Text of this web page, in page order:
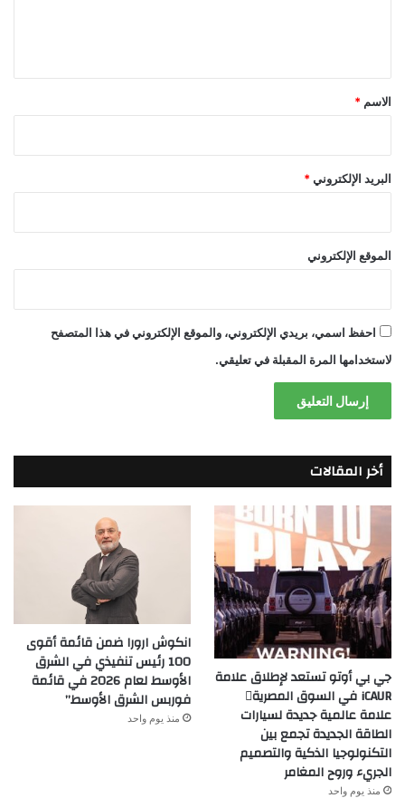
*
الاسم *
البريد الإلكتروني *
الموقع الإلكتروني
احفظ اسمي، بريدي الإلكتروني، والموقع الإلكتروني في هذا المتصفح
لاستخدامها المرة المقبلة في تعليقي.
أخر المقالات
جي بي أوتو تستعد لإطلاق علامة
iCAUR في السوق المصرية
علامة عالمية جديدة لسيارات
الطاقة الجديدة تجمع بين
التكنولوجيا الذكية والتصميم
الجريء وروح المغامر
منذ يوم واحد
انكوش ارورا ضمن قائمة أقوى
100 رئيس تنفيذي في الشرق
الأوسط لعام 2026 في قائمة
فوربس الشرق الأوسط”
منذ يوم واحد